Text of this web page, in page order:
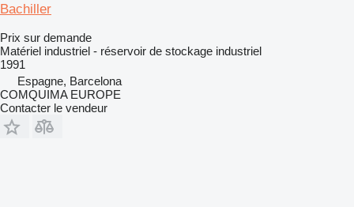
Bachiller
Prix sur demande
Matériel industriel - réservoir de stockage industriel
1991
Espagne, Barcelona
COMQUIMA EUROPE
Contacter le vendeur